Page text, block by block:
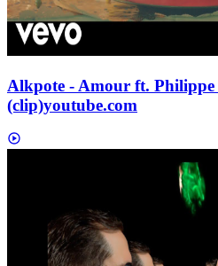
Alkpote - Amour ft.
(clip)youtube.com